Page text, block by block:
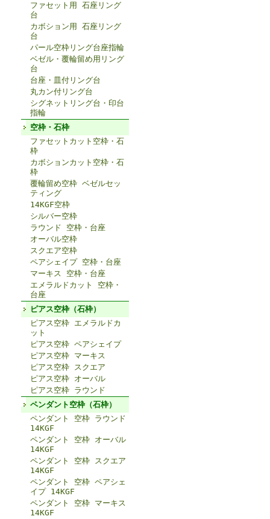
ファセット用 石座リング
台
カボション用 石座リング
台
パール空枠リング台座指輪
ベゼル・覆輪留め用リング
台
台座・皿付リング台
丸カン付リング台
シグネットリング台・印台
指輪
空枠・石枠
ファセットカット空枠・石
枠
カボションカット空枠・石
枠
覆輪留め空枠 ベゼルセッ
ティング
14KGF空枠
シルバー空枠
ラウンド 空枠・台座
オーバル空枠
スクエア空枠
ペアシェイプ 空枠・台座
マーキス 空枠・台座
エメラルドカット 空枠・
台座
ピアス空枠（石枠）
ピアス空枠 エメラルドカ
ット
ピアス空枠 ペアシェイプ
ピアス空枠 マーキス
ピアス空枠 スクエア
ピアス空枠 オーバル
ピアス空枠 ラウンド
ペンダント空枠（石枠）
ペンダント 空枠 ラウンド
14KGF
ペンダント 空枠 オーバル
14KGF
ペンダント 空枠 スクエア
14KGF
ペンダント 空枠 ペアシェ
イプ 14KGF
ペンダント 空枠 マーキス
14KGF